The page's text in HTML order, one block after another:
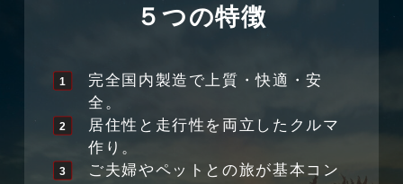
５つの特徴
完全国内製造で上質・快適・安
全。
居住性と走行性を両立したクルマ
作り。
ご夫婦やペットとの旅が基本コン